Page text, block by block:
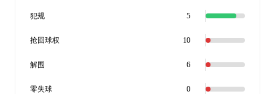
犯规 5
抢回球权 10
解围 6
零失球 0